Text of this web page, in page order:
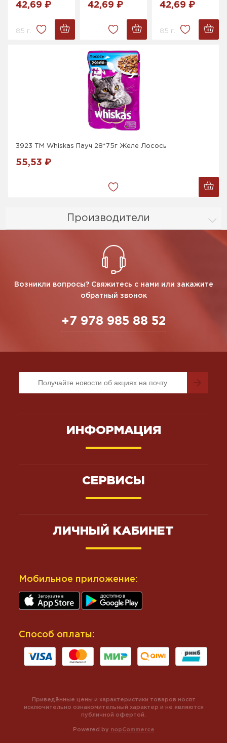
Производители
42,69 ₽
85 г.
42,69 ₽ 42,69 ₽
85 г.
3923 ТМ Whiskas Пауч 28*75г Желе Лосось
55,53 ₽
Возникли вопросы? Свяжитесь с нами или закажите
обратный звонок
+7 978 985 88 52
ИНФОРМАЦИЯ
СЕРВИСЫ
ЛИЧНЫЙ КАБИНЕТ
Мобильное приложение:
Способ оплаты:
Powered by nopCommerce
Приведённые цены и характеристики товаров носят
исключительно ознакомительный характер и не являются
публичной офертой.